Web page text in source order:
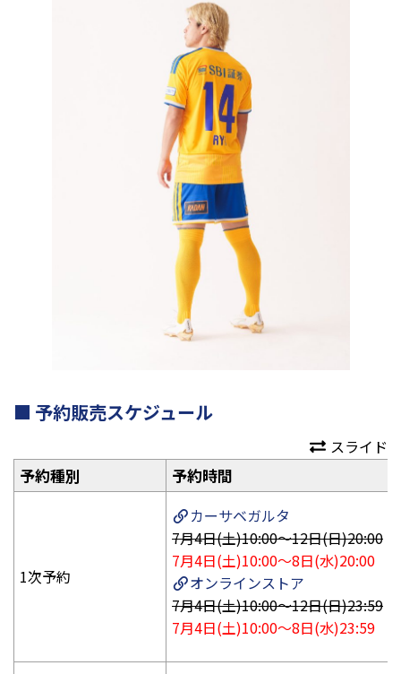
予約販売スケジュール
スライド
予約種別 予約時間
1次予約
カーサベガルタ
7月4日(土)10:00～12日(日)20:00
7月4日(土)10:00～8日(水)20:00
オンラインストア
7月4日(土)10:00～12日(日)23:59
7月4日(土)10:00～8日(水)23:59